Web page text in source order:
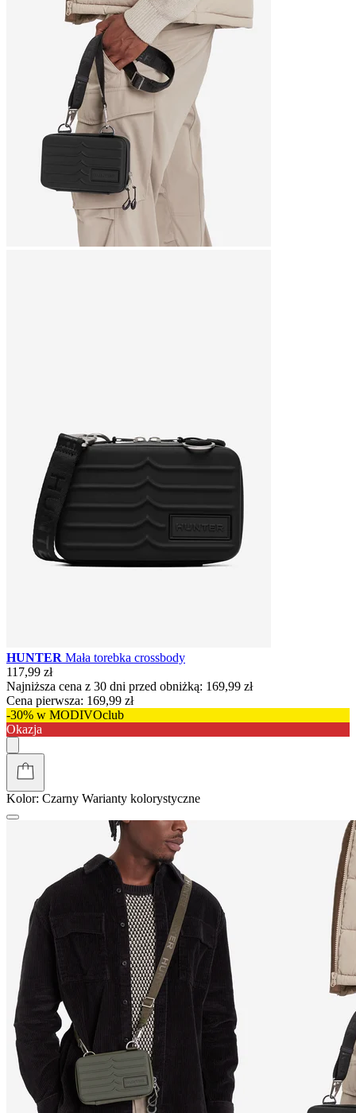
HUNTER Mała torebka crossbody
117,99 zł
Najniższa cena z 30 dni przed obniżką: 169,99 zł
Cena pierwsza: 169,99 zł
-30% w MODIVOclub
Okazja
Kolor: Czarny Warianty kolorystyczne